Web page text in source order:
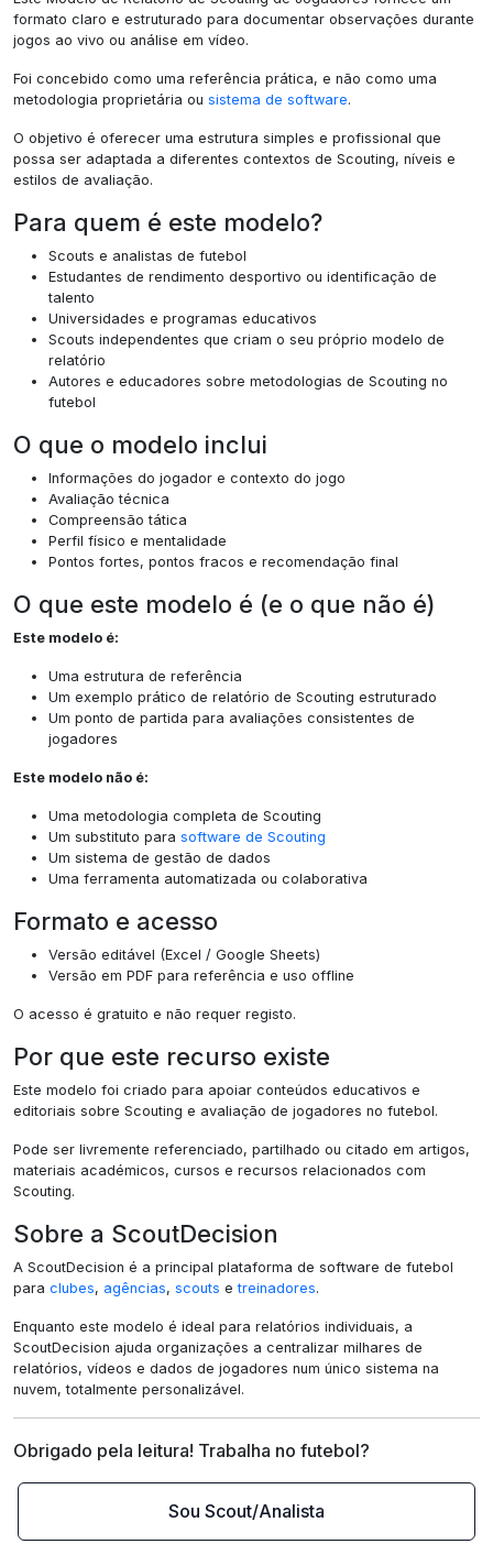
formato claro e estruturado para documentar observações durante
jogos ao vivo ou análise em vídeo.
Foi concebido como uma referência prática, e não como uma
metodologia proprietária ou sistema de software.
O objetivo é oferecer uma estrutura simples e profissional que
possa ser adaptada a diferentes contextos de Scouting, níveis e
estilos de avaliação.
Para quem é este modelo?
Scouts e analistas de futebol
Estudantes de rendimento desportivo ou identificação de
talento
Universidades e programas educativos
Scouts independentes que criam o seu próprio modelo de
relatório
Autores e educadores sobre metodologias de Scouting no
futebol
O que o modelo inclui
Informações do jogador e contexto do jogo
Avaliação técnica
Compreensão tática
Perfil físico e mentalidade
Pontos fortes, pontos fracos e recomendação final
O que este modelo é (e o que não é)
Este modelo é:
Uma estrutura de referência
Um exemplo prático de relatório de Scouting estruturado
Um ponto de partida para avaliações consistentes de
jogadores
Este modelo não é:
Uma metodologia completa de Scouting
Um substituto para software de Scouting
Um sistema de gestão de dados
Uma ferramenta automatizada ou colaborativa
Formato e acesso
Versão editável (Excel / Google Sheets)
Versão em PDF para referência e uso offline
O acesso é gratuito e não requer registo.
Por que este recurso existe
Este modelo foi criado para apoiar conteúdos educativos e
editoriais sobre Scouting e avaliação de jogadores no futebol.
Pode ser livremente referenciado, partilhado ou citado em artigos,
materiais académicos, cursos e recursos relacionados com
Scouting.
Sobre a ScoutDecision
A ScoutDecision é a principal plataforma de software de futebol
para clubes, agências, scouts etreinadores.
Enquanto este modelo é ideal para relatórios individuais, a
ScoutDecision ajuda organizações a centralizar milhares de
relatórios, vídeos e dados de jogadores num único sistema na
nuvem, totalmente personalizável.
Obrigado pela leitura! Trabalha no futebol?
Sou Scout/Analista